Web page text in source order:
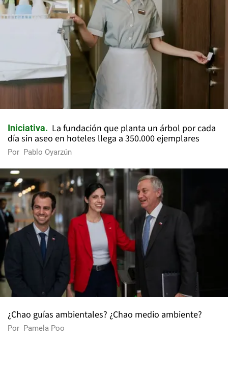
Iniciativa
La fundación que planta un árbol por cada
día sin aseo en hoteles llega a 350.000 ejemplares
Por Pablo Oyarzún
¿Chao guías ambientales? ¿Chao medio ambiente?
Por Pamela Poo